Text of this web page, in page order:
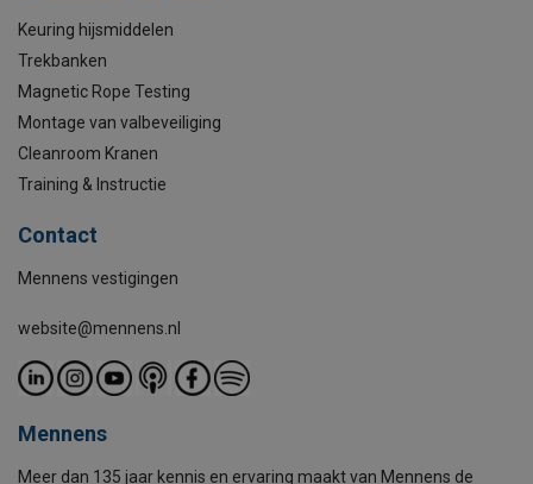
Keuring hijsmiddelen
Trekbanken
Magnetic Rope Testing
Montage van valbeveiliging
Cleanroom Kranen
Training & Instructie
Contact
Mennens vestigingen
website@mennens.nl
Mennens
Meer dan 135 jaar kennis en ervaring maakt van Mennens de